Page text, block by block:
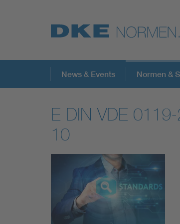
Top-Themen
VDE Fokusthemen
Energy
Health
News & Events Normen &
E DIN VDE
10